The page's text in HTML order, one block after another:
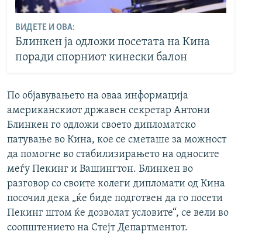
ВИДЕТЕ И ОВА:
Блинкен ја одложи посетата на Кина
поради спорниот кинески балон
По објавувањето на оваа информација
американскиот државен секретар Антони
Блинкен го одложи своето дипломатско
патување во Кина, кое се сметаше за можност
да помогне во стабилизирањето на односите
меѓу Пекинг и Вашингтон. Блинкен во
разговор со своите колеги дипломати од Кина
посочил дека „ќе биде подготвен да го посети
Пекинг штом ќе дозволат условите“, се вели во
соопштението на Стејт Департментот.